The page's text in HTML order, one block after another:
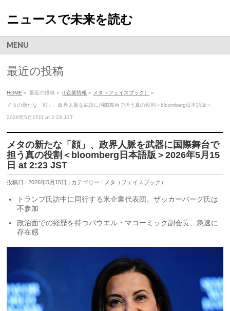
ニュースで未来を読む
MENU
最近の投稿
HOME » 最近の投稿 » i1企業情報 » メタ（フェイスブック） »
メタの新たな「顔」、政界人脈を武器に国際舞台で担う真の役割＜bloomberg日本語版＞
2026年5月15日 at 2:23 JST
メタの新たな「顔」、政界人脈を武器に国際舞台で
担う真の役割＜bloomberg日本語版＞2026年5月15
日 at 2:23 JST
投稿日 : 2026年5月15日 | カテゴリー : メタ（フェイスブック）
トランプ氏訪中に同行する米企業代表団、ザッカーバーグ氏は
不参加
政治面での経歴を持つパウエル・マコーミック副会長、急速に
存在感